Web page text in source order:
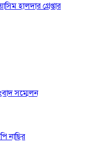
হালদার গ্রেপ্তার
সম্মেলন
নাছির